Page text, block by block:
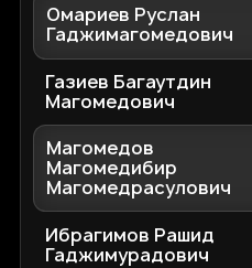
Омариев Руслан
Гаджимагомедович
Газиев Багаутдин
Магомедович
Магомедов
Магомедибир
Магомедрасулович
Ибрагимов Рашид
Гаджимурадович